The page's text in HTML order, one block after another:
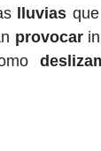
lluvias
provocar